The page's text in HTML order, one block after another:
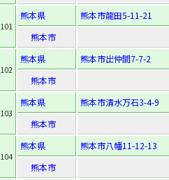
101
熊本県
熊本市龍田5-11-21
熊本市
102
熊本県
熊本市出仲間7-7-2
熊本市
103
熊本県
熊本市清水万石3-4-9
熊本市
104
熊本県
熊本市八幡11-12-13
熊本市